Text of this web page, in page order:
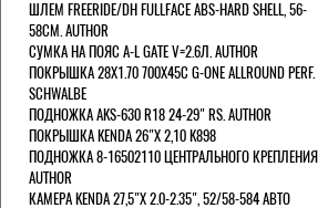
ШЛЕМ FREERIDE/DH FULLFACE ABS-HARD SHELL, 56-
58СМ. AUTHOR
СУМКА НА ПОЯС A-L GATE V=2.6Л. AUTHOR
ПОКРЫШКА 28X1.70 700X45C G-ONE ALLROUND PERF.
SCHWALBE
ПОДНОЖКА AKS-630 R18 24-29" RS. AUTHOR
ПОКРЫШКА KENDA 26"Х 2,10 K898
ПОДНОЖКА 8-16502110 ЦЕНТРАЛЬНОГО КРЕПЛЕНИЯ
AUTHOR
КАМЕРА KENDA 27,5"Х 2.0-2.35", 52/58-584 АВТО